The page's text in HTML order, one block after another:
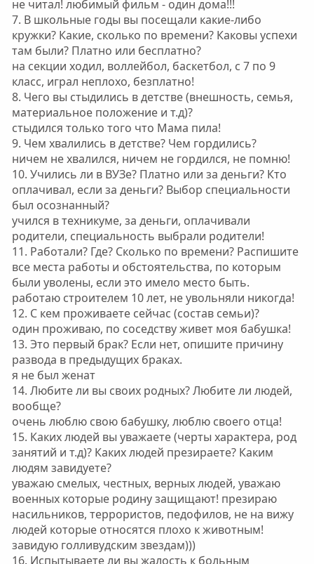
не читал! любимый фильм - один дома!!!
7. В школьные годы вы посещали какие-либо
кружки? Какие, сколько по времени? Каковы успехи
там были? Платно или бесплатно?
на секции ходил, воллейбол, баскетбол, с 7 по 9
класс, играл неплохо, безплатно!
8. Чего вы стыдились в детстве (внешность, семья,
материальное положение и т.д)?
стыдился только того что Мама пила!
9. Чем хвалились в детстве? Чем гордились?
ничем не хвалился, ничем не гордился, не помню!
10. Учились ли в ВУЗе? Платно или за деньги? Кто
оплачивал, если за деньги? Выбор специальности
был осознанный?
учился в техникуме, за деньги, оплачивали
родители, специальность выбрали родители!
11. Работали? Где? Сколько по времени? Распишите
все места работы и обстоятельства, по которым
были уволены, если это имело место быть.
работаю строителем 10 лет, не увольняли никогда!
12. С кем проживаете сейчас (состав семьи)?
один проживаю, по соседству живет моя бабушка!
13. Это первый брак? Если нет, опишите причину
развода в предыдущих браках.
я не был женат
14. Любите ли вы своих родных? Любите ли людей,
вообще?
очень люблю свою бабушку, люблю своего отца!
15. Каких людей вы уважаете (черты характера, род
занятий и т.д)? Каких людей презираете? Каким
людям завидуете?
уважаю смелых, честных, верных людей, уважаю
военных которые родину защищают! презираю
насильников, террористов, педофилов, не на вижу
людей которые относятся плохо к животным!
завидую голливудским звездам)))
16. Испытываете ли вы жалость к больным